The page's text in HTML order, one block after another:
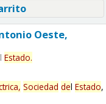
Oeste,
l Estado.
Sociedad del Estado,